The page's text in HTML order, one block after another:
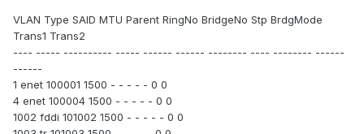
VLAN Type SAID MTU Parent RingNo BridgeNo Stp BrdgMode
Trans1 Trans2
---- ----- ---------- ----- ------ ------ -------- ---- -------- ------
------
1 enet 100001 1500 - - - - - 0 0
4 enet 100004 1500 - - - - - 0 0
1002 fddi 101002 1500 - - - - - 0 0